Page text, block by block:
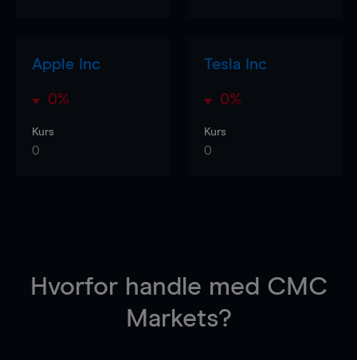
Apple Inc
0%
Kurs
0
Tesla Inc
0%
Kurs
0
Hvorfor handle med CMC
Markets?